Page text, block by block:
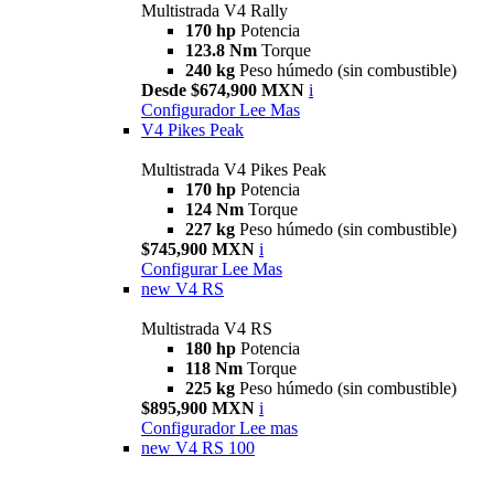
Multistrada V4 Rally
170 hp Potencia
123.8 Nm Torque
240 kg Peso húmedo (sin combustible)
Desde $674,900 MXN i
Configurador Lee Mas
V4 Pikes Peak
Multistrada V4 Pikes Peak
170 hp Potencia
124 Nm Torque
227 kg Peso húmedo (sin combustible)
$745,900 MXN i
Configurar Lee Mas
new V4 RS
Multistrada V4 RS
180 hp Potencia
118 Nm Torque
225 kg Peso húmedo (sin combustible)
$895,900 MXN i
Configurador Lee mas
new V4 RS 100